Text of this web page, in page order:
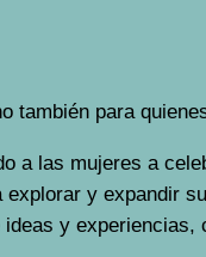
para
a las mujeres a
y expandir
y